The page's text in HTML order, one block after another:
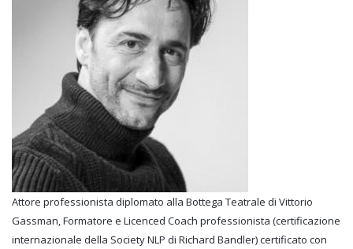
Attore professionista diplomato alla Bottega Teatrale di Vittorio
Gassman, Formatore e Licenced Coach professionista (certificazione
internazionale della Society NLP di Richard Bandler) certificato con